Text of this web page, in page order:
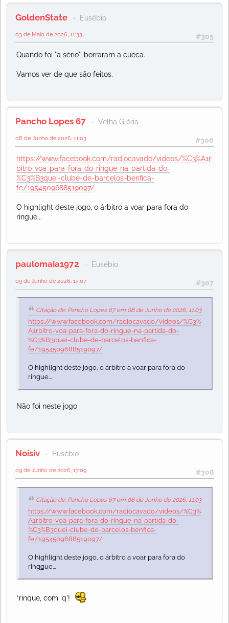
GoldenState Eusébio
#305
03 de Maio de 2026, 11:33
Quando foi "a sério", borraram a cueca.
Vamos ver de que são feitos.
Pancho Lopes 67 Velha Glória
#306
08 de Junho de 2026, 11:03
https://www.facebook.com/radiocavado/videos/%C3%A1r
bitro-voa-para-fora-do-ringue-na-partida-do-
%C3%B3quei-clube-de-barcelos-benfica-
fe/1954509688519097/
O highlight deste jogo, o árbitro a voar para fora do
ringue...
paulomaia1972 Eusébio
#307
09 de Junho de 2026, 17:07
Citação de: Pancho Lopes 67 em 08 de Junho de 2026, 11:03
https://www.facebook.com/radiocavado/videos/%C3%
A1rbitro-voa-para-fora-do-ringue-na-partida-do-
%C3%B3quei-clube-de-barcelos-benfica-
fe/1954509688519097/
O highlight deste jogo, o árbitro a voar para fora do
ringue...
Não foi neste jogo
Noisiv Eusébio
#308
09 de Junho de 2026, 17:09
Citação de: Pancho Lopes 67 em 08 de Junho de 2026, 11:03
https://www.facebook.com/radiocavado/videos/%C3%
A1rbitro-voa-para-fora-do-ringue-na-partida-do-
%C3%B3quei-clube-de-barcelos-benfica-
fe/1954509688519097/
O highlight deste jogo, o árbitro a voar para fora do
ringque...
*rinque, com 'q'!